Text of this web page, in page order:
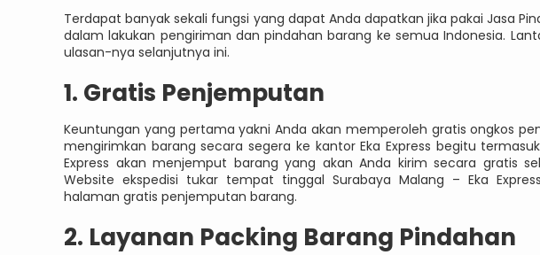
Terdapat banyak sekali fungsi yang dapat Anda dapatkan jika pakai Jasa
dalam lakukan pengiriman dan pindahan barang ke semua Indonesia.
ulasan-nya selanjutnya ini.
1. Gratis Penjemputan
Keuntungan yang pertama yakni Anda akan memperoleh gratis ongkos
mengirimkan barang secara segera ke kantor Eka Express begitu
Express akan menjemput barang yang akan Anda kirim secara gratis
Website ekspedisi tukar tempat tinggal Surabaya Malang – Eka
halaman gratis penjemputan barang.
2. Layanan Packing Barang Pindahan